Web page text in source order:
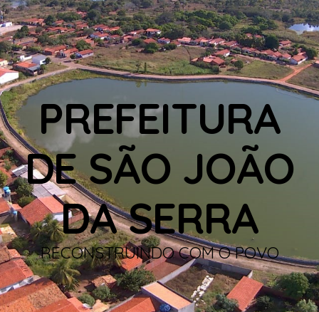
PREFEITURA
DE SÃO JOÃO
DA SERRA
RECONSTRUINDO COM O POVO